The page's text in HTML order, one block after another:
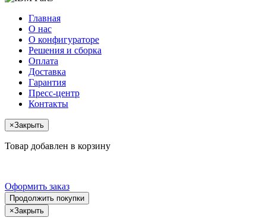
Главная
О нас
О конфигураторе
Решения и сборка
Оплата
Доставка
Гарантия
Пресс-центр
Контакты
×Закрыть
Товар добавлен в корзину
Оформить заказ
Продолжить покупки
×Закрыть